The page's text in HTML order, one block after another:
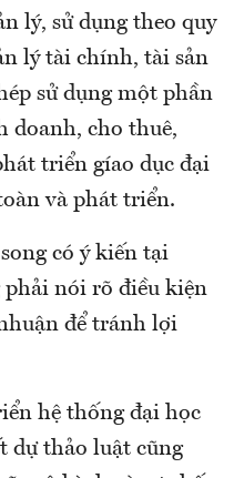
lý, sử dụng theo quy
lý tài chính, tài sản
sử dụng một phần
doanh, cho thuê,
triển gíao dục đại
và phát triển.
có ý kiến tại
nói rõ điều kiện
để tránh lợi
hệ thống đại học
dự thảo luật cũng